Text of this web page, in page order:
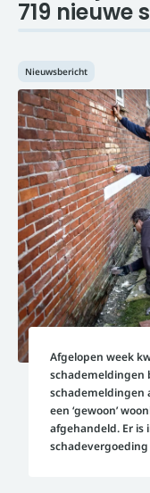
719
Nieuwsbericht
Afgelopen week
schademeldingen
schademeldingen
een ‘gewoon’
afgehandeld. Er is